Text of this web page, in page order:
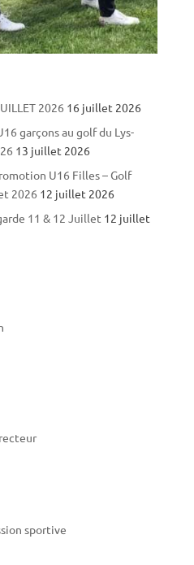
2026 16 juillet 2026
garçons au golf du Lys-
13 juillet 2026
U16 Filles – Golf
2026 12 juillet 2026
11 & 12 Juillet 12 juillet
sportive